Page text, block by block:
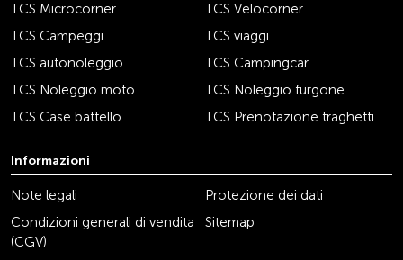
TCS Microcorner
TCS Velocorner
TCS Campeggi
TCS viaggi
TCS autonoleggio
TCS Campingcar
TCS Noleggio moto
TCS Noleggio furgone
TCS Case battello
TCS Prenotazione traghetti
Informazioni
Note legali
Protezione dei dati
Condizioni generali di vendita
(CGV)
Sitemap